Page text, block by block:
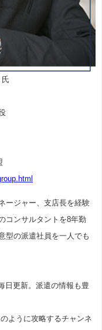
ージャー、支店長を経験
コンサルタントを8年勤
型の派遣社員を一人でも
日更新。派遣の情報も豊
ように攻略するチャンネ